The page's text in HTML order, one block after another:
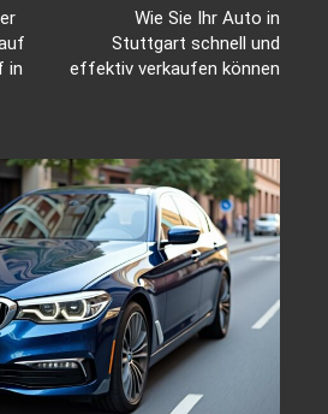
in
Wie Sie Ihr Auto in
Stuttgart schnell und
effektiv verkaufen können